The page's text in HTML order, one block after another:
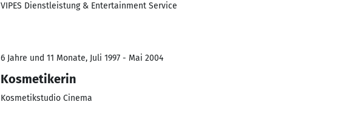
VIPES Dienstleistung & Entertainment Service
6 Jahre und 11 Monate, Juli 1997 - Mai 2004
Kosmetikerin
Kosmetikstudio Cinema